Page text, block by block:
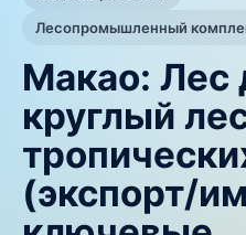
Лесопромышленный
Макао: Лес
круглый
(экспорт/